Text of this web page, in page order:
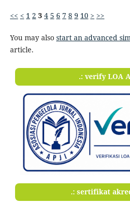
<< < 1 2 3 4 5 6 7 8 9 10 > >>
You may also start an advanced
article.
.: verify LOA
.: sertifikat